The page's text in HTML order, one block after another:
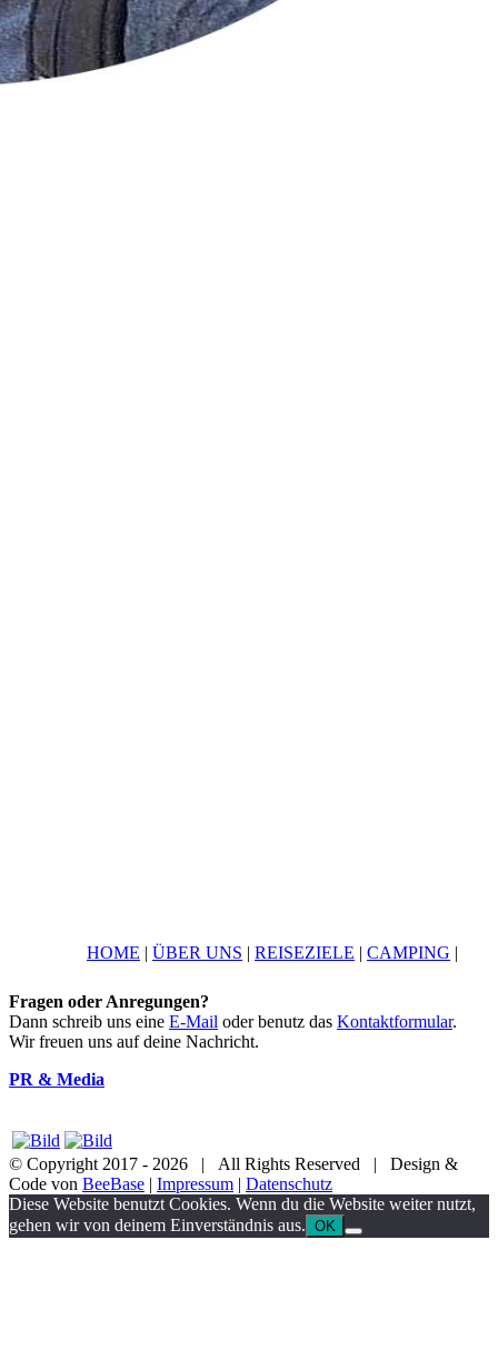
HOME | ÜBER UNS | REISEZIELE | CAMPING |
Fragen oder Anregungen?
Dann schreib uns eine E-Mail oder benutz das Kontaktformular.
Wir freuen uns auf deine Nachricht.
PR & Media
© Copyright 2017 - 2026 | All Rights Reserved | Design &
Code von BeeBase | Impressum | Datenschutz
YouTube
Facebook
Twitter
Instagram
Pinterest
Email
Diese Website benutzt Cookies. Wenn du die Website weiter nutzt,
gehen wir von deinem Einverständnis aus. OK